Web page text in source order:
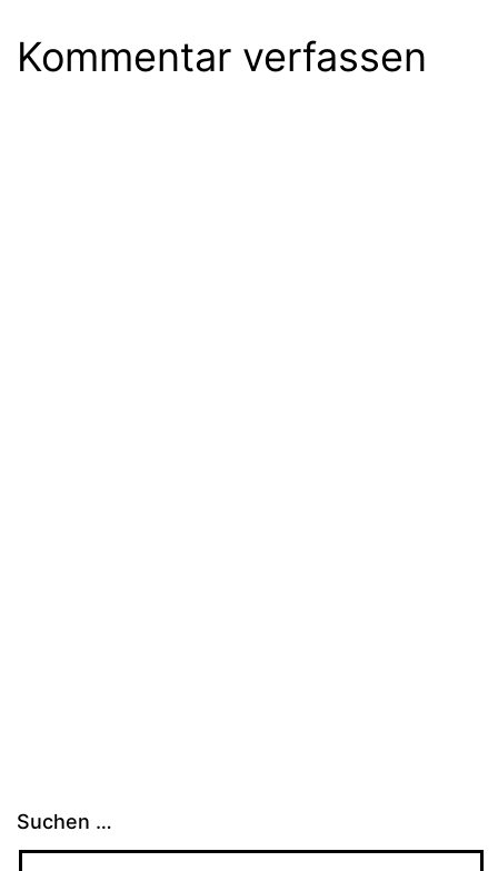
Kommentar verfassen
Suchen …